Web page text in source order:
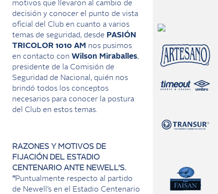
motivos que llevaron al cambio de
decisión y conocer el punto de vista
oficial del Club en cuanto a varios
temas de seguridad, desde PASIÓN
TRICOLOR 1010 AM nos pusimos
en contacto con Wilson Miraballes,
presidente de la Comisión de
Seguridad de Nacional, quién nos
brindó todos los conceptos
necesarios para conocer la postura
del Club en estos temas.
RAZONES Y MOTIVOS DE
FIJACIÓN DEL ESTADIO
CENTENARIO ANTE NEWELL’S.
“Puntualmente respecto al partido
de Newell’s en el Estadio Centenario